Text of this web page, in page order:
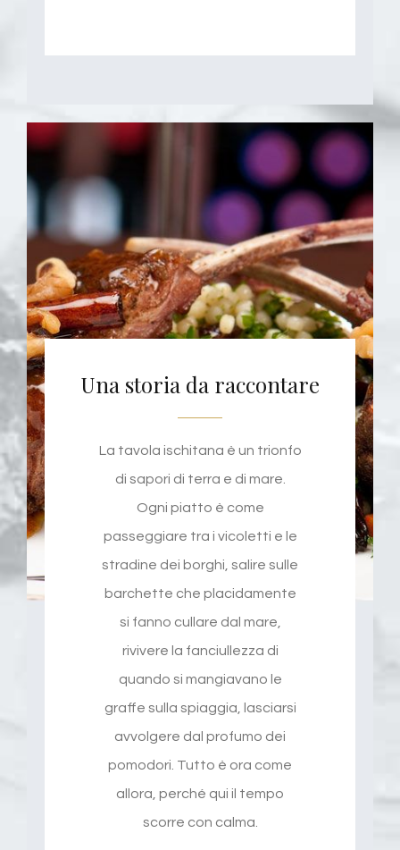
Una storia da raccontare
La tavola ischitana è un trionfo
di sapori di terra e di mare.
Ogni piatto è come
passeggiare tra i vicoletti e le
stradine dei borghi, salire sulle
barchette che placidamente
si fanno cullare dal mare,
rivivere la fanciullezza di
quando si mangiavano le
graffe sulla spiaggia, lasciarsi
avvolgere dal profumo dei
pomodori. Tutto è ora come
allora, perché qui il tempo
scorre con calma.